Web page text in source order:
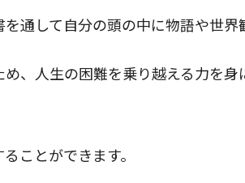
通して自分の頭の中に物語や世界
、人生の困難を乗り越える力を身
ことができます。